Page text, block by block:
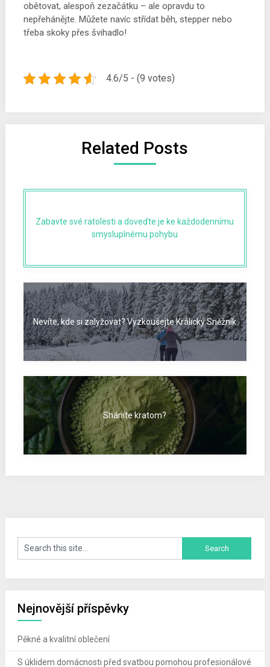
obětovat, alespoň zezačátku – ale opravdu to
nepřehánějte. Můžete navíc střídat běh, stepper nebo
třeba skoky přes švihadlo!
4.6/5 - (9 votes)
Related Posts
Zabavte své ratolesti a doveďte je ke každodennímu
smysluplnému pohybu
Nevíte, kde si zalyžovat? Vyzkoušejte Králický Sněžník
Sháníte kratom?
Nejnovější příspěvky
Pěkné a kvalitní oblečení
S úklidem domácnosti před svatbou pomohou profesionálové